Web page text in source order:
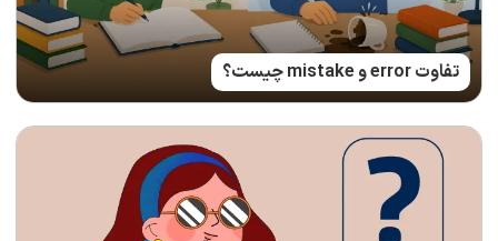
تفاوت error و mistake چیست؟